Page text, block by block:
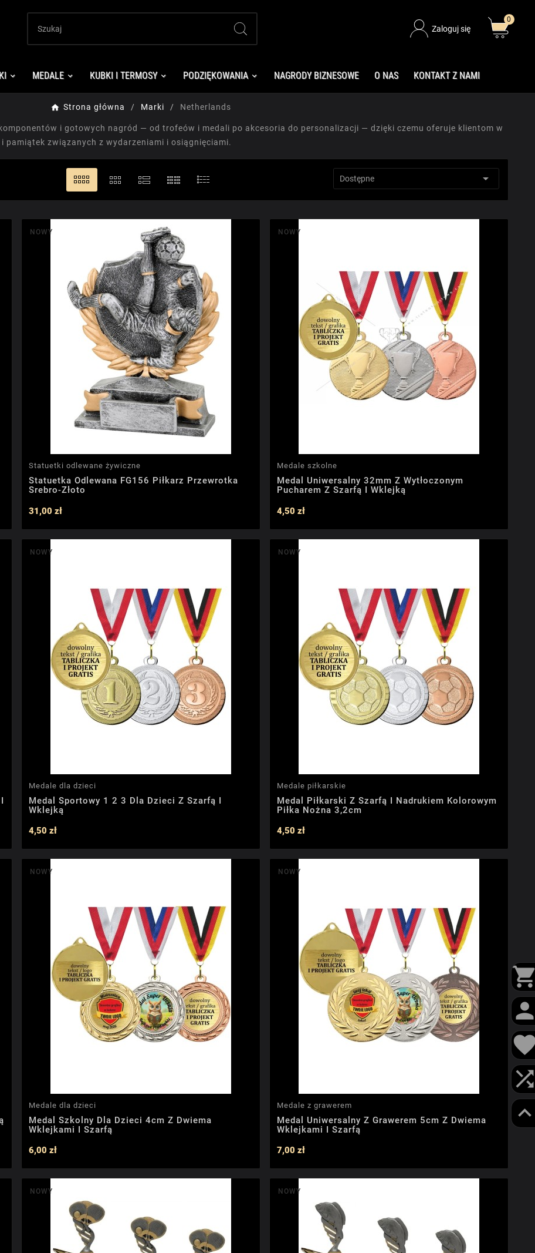
Zaloguj się
0
MEDALE KUBKI I TERMOSY PODZIĘKOWANIA NAGRODY BIZNESOWE O NAS KONTAKT Z NAMI
Strona główna Marki Netherlands
i gotowych nagród — od trofeów i medali po akcesoria do personalizacji — dzięki czemu oferuje klientom w
pamiątek związanych z wydarzeniami i osiągnięciami.
Dostępne 
NOWY
Statuetki odlewane żywiczne
Statuetka Odlewana FG156 Piłkarz Przewrotka
Srebro-Złoto
31,00 zł
NOWY
Medale szkolne
Medal Uniwersalny 32mm Z Wytłoczonym
Pucharem Z Szarfą I Wklejką
4,50 zł
NOWY
Medale dla dzieci
Medal Sportowy 1 2 3 Dla Dzieci Z Szarfą I
Wklejką
4,50 zł
NOWY
Medale piłkarskie
Medal Piłkarski Z Szarfą I Nadrukiem Kolorowym
Piłka Nożna 3,2cm
4,50 zł
NOWY
Medale dla dzieci
Medal Szkolny Dla Dzieci 4cm Z Dwiema
Wklejkami I Szarfą
6,00 zł
NOWY
Medale z grawerem
Medal Uniwersalny Z Grawerem 5cm Z Dwiema
Wklejkami I Szarfą
7,00 zł
NOWY NOWY